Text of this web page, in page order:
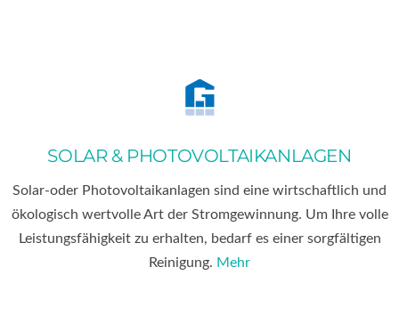
SOLAR & PHOTOVOLTAIKANLAGEN
Solar-oder Photovoltaikanlagen sind eine wirtschaftlich und
ökologisch wertvolle Art der Stromgewinnung. Um Ihre volle
Leistungsfähigkeit zu erhalten, bedarf es einer sorgfältigen
Reinigung. Mehr